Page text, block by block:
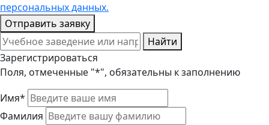
персональных данных.
Отправить заявку
Найти
Зарегистрироваться
Поля, отмеченные "*", обязательны к заполнению
Имя*
Фамилия